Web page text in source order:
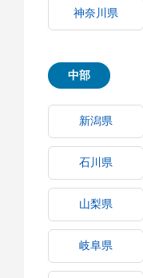
神奈川県
中部
新潟県
石川県
山梨県
岐阜県